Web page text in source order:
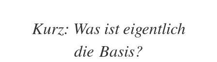
Kurz: Was ist eigentlich
die Basis?